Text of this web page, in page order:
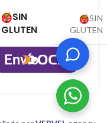
SIN
GLUTEN
SIN
GLUTEN
Envío